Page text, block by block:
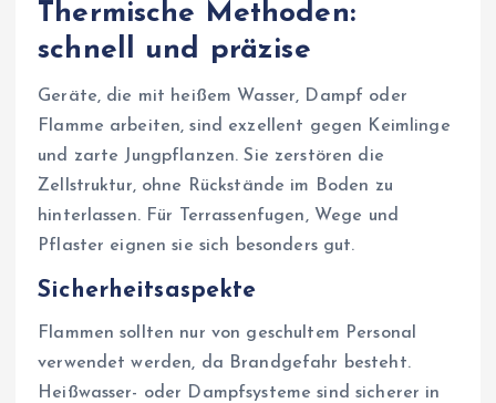
Thermische Methoden:
schnell und präzise
Geräte, die mit heißem Wasser, Dampf oder
Flamme arbeiten, sind exzellent gegen Keimlinge
und zarte Jungpflanzen. Sie zerstören die
Zellstruktur, ohne Rückstände im Boden zu
hinterlassen. Für Terrassenfugen, Wege und
Pflaster eignen sie sich besonders gut.
Sicherheitsaspekte
Flammen sollten nur von geschultem Personal
verwendet werden, da Brandgefahr besteht.
Heißwasser- oder Dampfsysteme sind sicherer in